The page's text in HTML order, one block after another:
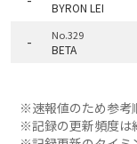
BYRON LEI
- No.329
BETA
※速報値のため参考
※記録の更新頻度は